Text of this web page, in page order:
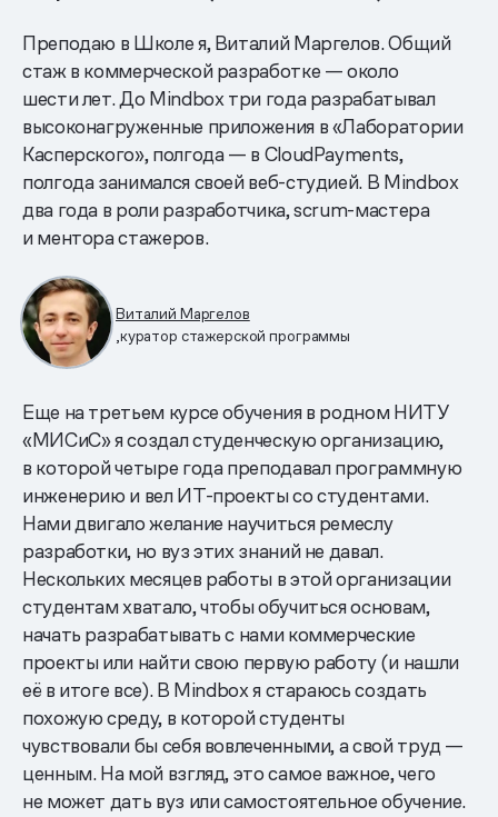
Преподаю в Школе я, Виталий Маргелов. Общий
стаж в коммерческой разработке — около
шести лет. До Mindbox три года разрабатывал
высоконагруженные приложения в «Лаборатории
Касперского», полгода — в CloudPayments,
полгода занимался своей веб-студией. В Mindbox
два года в роли разработчика, scrum-мастера
и ментора стажеров.
Виталий Маргелов
,куратор стажерской программы
Еще на третьем курсе обучения в родном НИТУ
«МИСиС» я создал студенческую организацию,
в которой четыре года преподавал программную
инженерию и вел ИТ-проекты со студентами.
Нами двигало желание научиться ремеслу
разработки, но вуз этих знаний не давал.
Нескольких месяцев работы в этой организации
студентам хватало, чтобы обучиться основам,
начать разрабатывать с нами коммерческие
проекты или найти свою первую работу (и нашли
её в итоге все). В Mindbox я стараюсь создать
похожую среду, в которой студенты
чувствовали бы себя вовлеченными, а свой труд —
ценным. На мой взгляд, это самое важное, чего
не может дать вуз или самостоятельное обучение.